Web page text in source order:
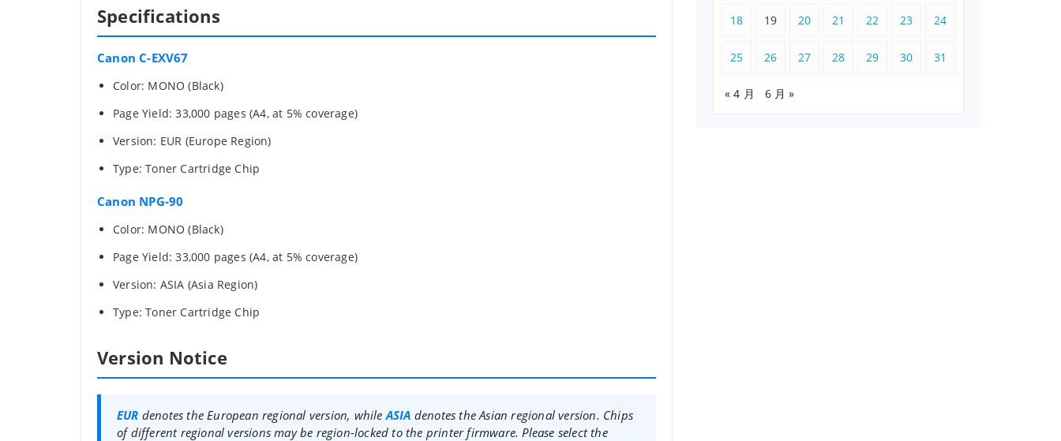
Specifications
Canon C-EXV67
Color: MONO (Black)
Page Yield: 33,000 pages (A4, at 5% coverage)
Version: EUR (Europe Region)
Type: Toner Cartridge Chip
Canon NPG-90
Color: MONO (Black)
Page Yield: 33,000 pages (A4, at 5% coverage)
Version: ASIA (Asia Region)
Type: Toner Cartridge Chip
Version Notice
EUR denotes the European regional version, whileASIA denotes the Asian regional version. Chips
of different regional versions may be region-locked to the printer firmware. Please select the
18 19 20 21 22 23 24
25 26 27 28 29 30 31
« 4 月 6 月 »